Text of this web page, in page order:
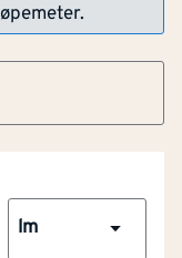
lm